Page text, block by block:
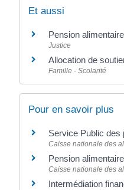
Et aussi
Pension
Justice
Allocation de
Famille - Scolarité
Pour en savoir plus
Service Public des
Caisse nationale des
Pension
Caisse nationale des
Intermédiation